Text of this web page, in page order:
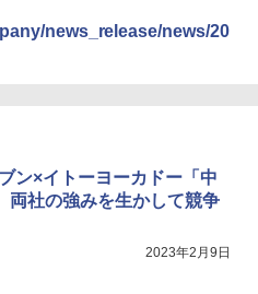
ードル レギュラー 日清食品 カ
フラットテーブル トースト機
ニュー33種 簡単お手入れ ブラ
東芝) スチームオーブンレン
ーム ER-D80A(K) ブラック 25
理 フラットテーブル 電子レン
線センサー ノンフライ調理 簡単
小型 新生活 一人暮らし 二人暮
news_release/news/20
ン×イトーヨーカドー「中
両社の強みを生かして競争
2023年2月9日